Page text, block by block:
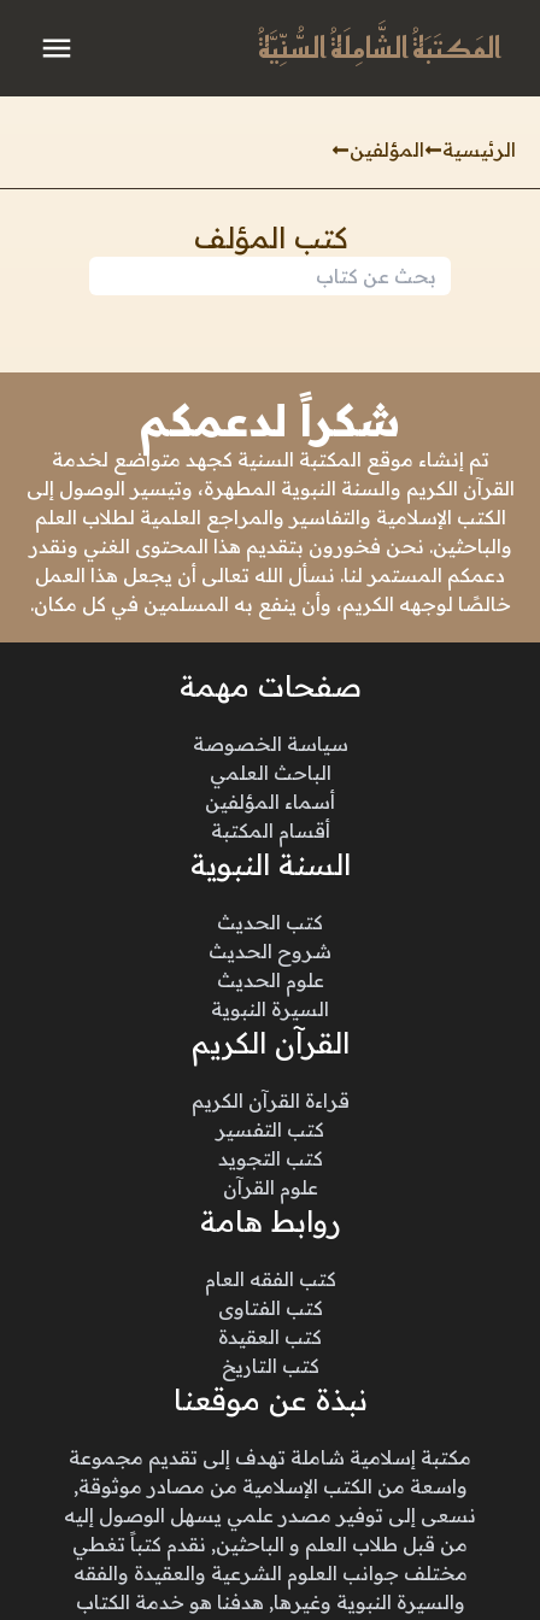
المَكتَبَةُ الشَّامِلَةُ السُّنِّيَّةُ
الرئيسية المؤلفين
كتب المؤلف
شكراً لدعمكم
تم إنشاء موقع المكتبة السنية كجهد متواضع لخدمة
القرآن الكريم والسنة النبوية المطهرة، وتيسير الوصول إلى
الكتب الإسلامية والتفاسير والمراجع العلمية لطلاب العلم
والباحثين. نحن فخورون بتقديم هذا المحتوى الغني ونقدر
دعمكم المستمر لنا. نسأل الله تعالى أن يجعل هذا العمل
خالصًا لوجهه الكريم، وأن ينفع به المسلمين في كل مكان.
صفحات مهمة
سياسة الخصوصة
الباحث العلمي
أسماء المؤلفين
أقسام المكتبة
السنة النبوية
كتب الحديث
شروح الحديث
علوم الحديث
السيرة النبوية
القرآن الكريم
قراءة القرآن الكريم
كتب التفسير
كتب التجويد
علوم القرآن
روابط هامة
كتب الفقه العام
كتب الفتاوى
كتب العقيدة
كتب التاريخ
نبذة عن موقعنا
مكتبة إسلامية شاملة تهدف إلى تقديم مجموعة
واسعة من الكتب الإسلامية من مصادر موثوقة,
نسعى إلى توفير مصدر علمي يسهل الوصول إليه
من قبل طلاب العلم و الباحثين, نقدم كتباً تغطي
مختلف جوانب العلوم الشرعية والعقيدة والفقه
والسيرة النبوية وغيرها, هدفنا هو خدمة الكتاب